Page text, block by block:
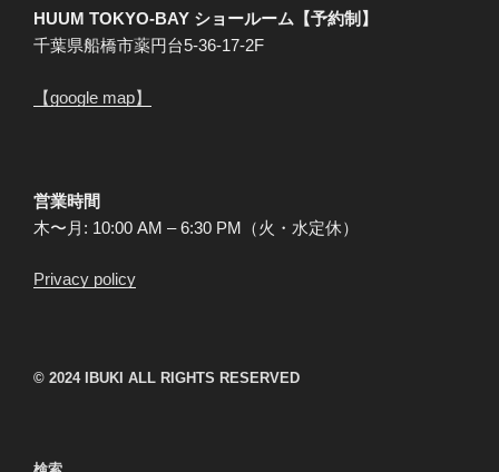
HUUM TOKYO-BAY ショールーム【予約制】
千葉県船橋市薬円台5-36-17-2F
【google map】
営業時間
木〜月: 10:00 AM – 6:30 PM（火・水定休）
Privacy policy
© 2024 IBUKI ALL RIGHTS RESERVED